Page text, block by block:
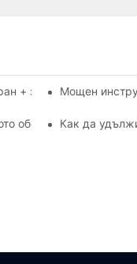
екран с висока
+ завладяващо
Мощен
обслужване на
Как да